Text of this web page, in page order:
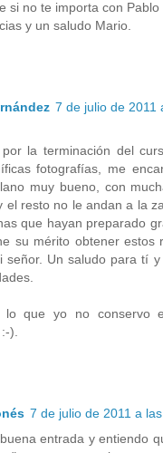
si no te importa con
y un saludo Mario.
7 de julio de 2011
por la terminación del
fotografías, me
muy bueno, con
el resto no le andan a la
que hayan preparado
su mérito obtener estos
señor. Un saludo para tí
lo que yo no conservo
).
7 de julio de 2011 a
entrada y entiendo